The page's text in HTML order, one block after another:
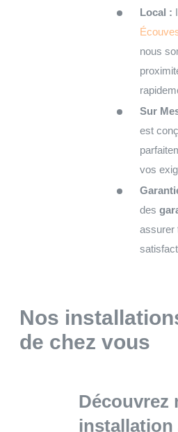
Local :
nous
Sur
est
vos
des
assurer
Nos
de chez vous
Découvrez
installation